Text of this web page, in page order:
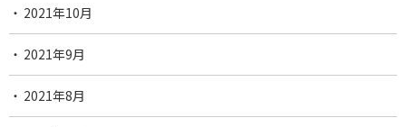
2021年10月
2021年9月
2021年8月